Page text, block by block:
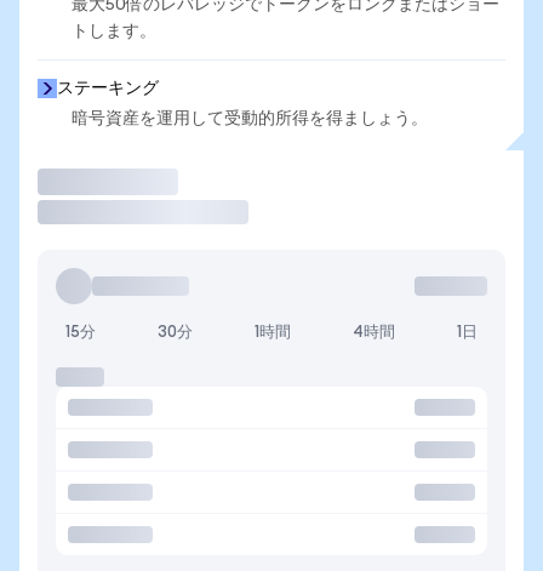
最大50倍のレバレッジでトークンをロングまたはショー
トします。
ステーキング
暗号資産を運用して受動的所得を得ましょう。
15分 30分 1時間 4時間 1日